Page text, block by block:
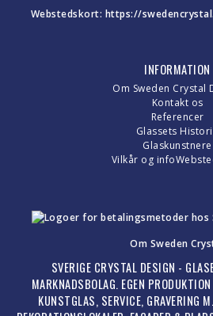
Webstedskort: https://
INFORMATION
Om Sweden Crystal
Kontakt os
Referencer
Glassets
Glaskunstnere
Vilkår og info
Om Sweden
SVERIGE CRYSTAL DESIGN -
MARKNADSBOLAG. EGEN
KUNSTGLAS, SERVICE, GRAVERING